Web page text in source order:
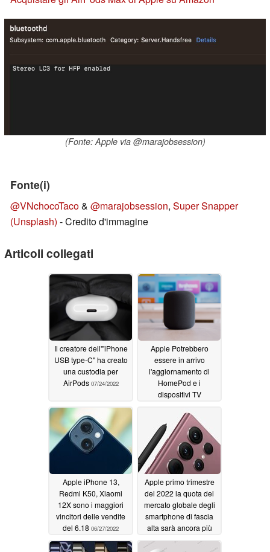
(Fonte: Apple via @marajobsession)
Fonte(i)
@VNchocoTaco& @marajobsession, Super Snapper
(Unsplash) - Credito d'immagine
Articoli collegati
Il creatore dell'"iPhone
USB type-C" ha creato
una custodia per
AirPods 07/24/2022
Apple Potrebbero
essere in arrivo
l'aggiornamento di
HomePod e i
dispositivi TV
06/27/2022
Apple iPhone 13,
Redmi K50, Xiaomi
12X sono i maggiori
vincitori delle vendite
del 6.18 06/27/2022
Apple primo trimestre
del 2022 la quota del
mercato globale degli
smartphone di fascia
alta sarà ancora più
grande06/27/2022